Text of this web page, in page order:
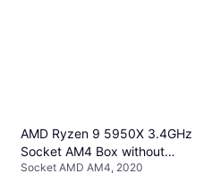
AMD Ryzen 9 5950X 3.4GHz
Socket AM4 Box without
Cooler
Socket AMD AM4, 2020